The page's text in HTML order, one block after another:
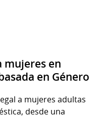
mujeres en
en Género
a mujeres adultas
desde una